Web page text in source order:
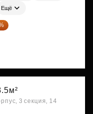
Ещё
3 секция, 14